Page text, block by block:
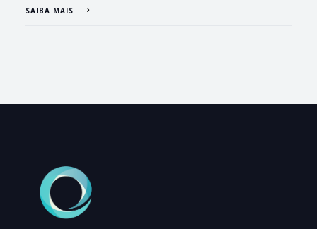
SAIBA MAIS